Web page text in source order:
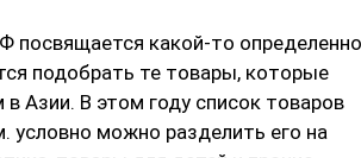
какой-то
подобрать те товары, которые
Азии. В этом году список товаров
можно разделить его на